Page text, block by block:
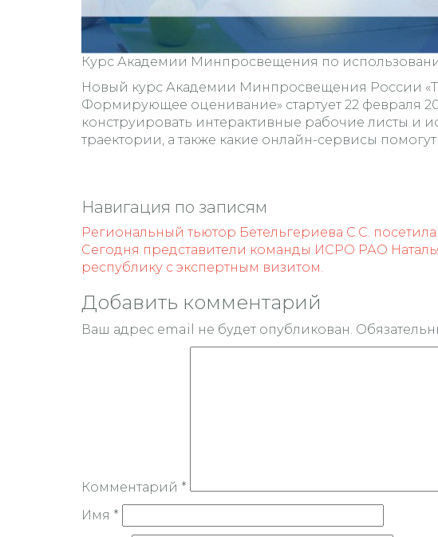
Курс Академии Минпросвещения по
Новый курс Академии Минпросвещения России
Формирующее оценивание» стартует 22 февраля
конструировать интерактивные рабочие листы и
траектории, а также какие онлайн-сервисы
Навигация по записям
Региональный тьютор Бетельгериева С.С.
Сегодня представители команды ИСРО РАО
республику с экспертным визитом.
Добавить комментарий
Ваш адрес email не будет опубликован.
Комментарий *
Имя *